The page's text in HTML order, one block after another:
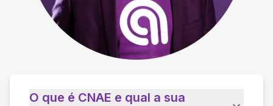
O que é CNAE e qual a sua